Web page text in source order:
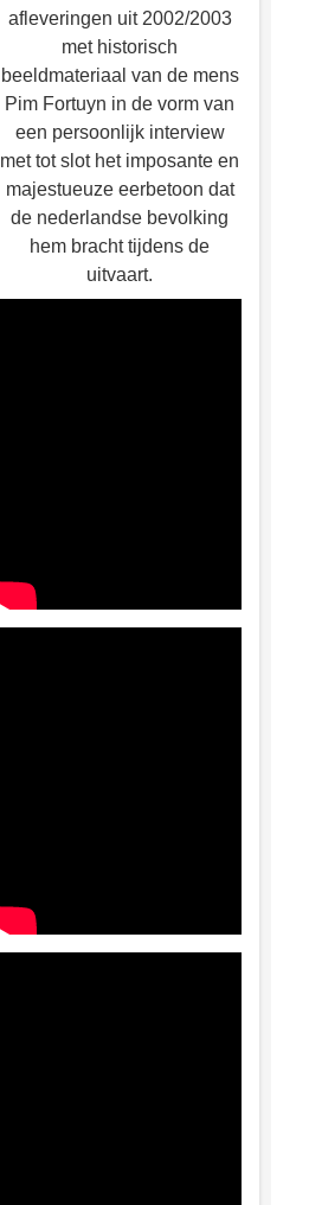
afleveringen uit 2002/2003
met historisch
beeldmateriaal van de mens
Pim Fortuyn in de vorm van
een persoonlijk interview
met tot slot het imposante en
majestueuze eerbetoon dat
de nederlandse bevolking
hem bracht tijdens de
uitvaart.